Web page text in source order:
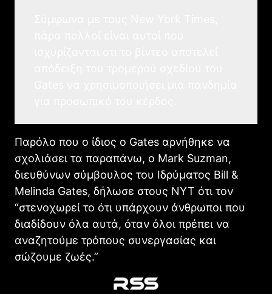
Παρόλο που ο ίδιος ο Gates αρνήθηκε να
σχολιάσει τα παραπάνω, ο Mark Suzman,
διευθύνων σύμβουλος του Ιδρύματος Bill &
Melinda Gates, δήλωσε στους NYT ότι τον
“στενοχωρεί το ότι υπάρχουν άνθρωποι που
διαδίδουν όλα αυτά, όταν όλοι πρέπει να
αναζητούμε τρόπους συνεργασίας και
σώζουμε ζωές.”